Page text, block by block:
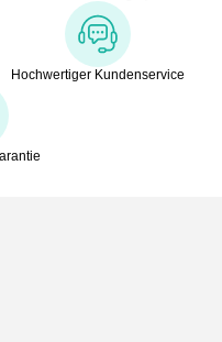
Hochwertiger Kundenservice